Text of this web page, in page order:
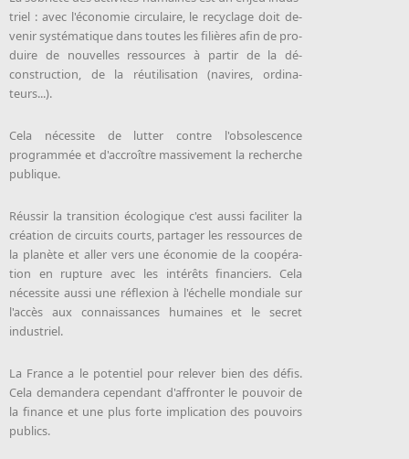
triel : avec l'éco­no­mie cir­cu­laire, le re­cy­clage doit de­
venir systé­ma­tique dans toutes les fi­lières afin de pro­
duire de nou­velles res­sources à par­tir de la dé­
construc­tion, de la réutilisation (navires, or­di­na­
teurs...).
Cela nécessite de lutter contre l'obsolescence
programmée et d'accroître massivement la recherche
publique.
Réus­sir la tran­si­tion éco­lo­gique c'est aus­si fa­ci­li­ter la
créa­tion de cir­cuits courts, partager les ressources de
la planète et al­ler vers une éco­no­mie de la co­opé­ra­
tion en rup­ture avec les in­té­rêts fi­nan­ciers. Cela
nécessite aussi une réflexion à l'échelle mondiale sur
l'accès aux connaissances humaines et le secret
industriel.
La France a le po­ten­tiel pour rele­ver bien des défis.
Ce­la de­man­de­ra ce­pen­dant d'af­fron­ter le pou­voir de
la fi­nance et une plus forte im­pli­ca­tion des pou­voirs
pu­blics.